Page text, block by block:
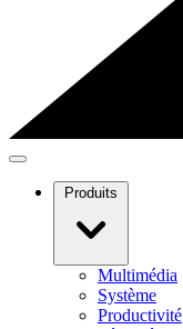
Produits
Multimédia
Système
Productivité